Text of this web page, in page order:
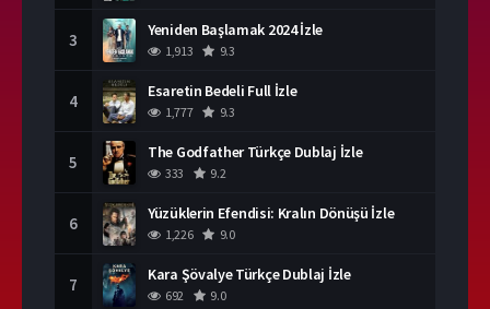
3 Yeniden Başlamak 2024 İzle
1,913 9.3
4 Esaretin Bedeli Full İzle
1,777 9.3
5 The Godfather Türkçe Dublaj İzle
333 9.2
6 Yüzüklerin Efendisi: Kralın Dönüşü İzle
1,226 9.0
7 Kara Şövalye Türkçe Dublaj İzle
692 9.0